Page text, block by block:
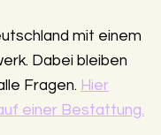
mit einem
Dabei bleiben
Fragen. Hier
einer Bestattung.